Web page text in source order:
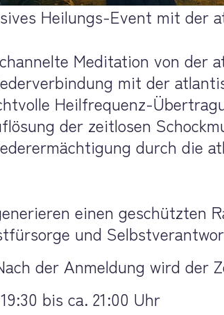
Heilungs-Event mit der
Meditation von der
mit der
Heilfrequenz-
der zeitlosen
durch die
einen geschützten
und
der Anmeldung wird der
19:30 bis ca. 21:00 Uhr